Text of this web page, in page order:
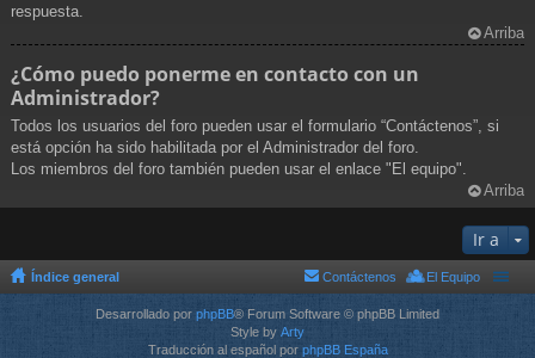
respuesta.
Arriba
¿Cómo puedo ponerme en contacto con un
Administrador?
Todos los usuarios del foro pueden usar el formulario “Contáctenos”, si
está opción ha sido habilitada por el Administrador del foro.
Los miembros del foro también pueden usar el enlace "El equipo".
Arriba
Ir a
Índice general El Equipo
Contáctenos
Desarrollado por phpBB® Forum Software © phpBB Limited
Style by Arty
Traducción al español por phpBB España